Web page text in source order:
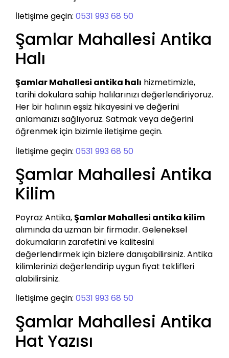
İletişime geçin: 0531 993 68 50
Şamlar Mahallesi Antika
Halı
Şamlar Mahallesi antika halı hizmetimizle,
tarihi dokulara sahip halılarınızı değerlendiriyoruz.
Her bir halının eşsiz hikayesini ve değerini
anlamanızı sağlıyoruz. Satmak veya değerini
öğrenmek için bizimle iletişime geçin.
İletişime geçin: 0531 993 68 50
Şamlar Mahallesi Antika
Kilim
Poyraz Antika,Şamlar Mahallesi antika kilim
alımında da uzman bir firmadır. Geleneksel
dokumaların zarafetini ve kalitesini
değerlendirmek için bizlere danışabilirsiniz. Antika
kilimlerinizi değerlendirip uygun fiyat teklifleri
alabilirsiniz.
İletişime geçin: 0531 993 68 50
Şamlar Mahallesi Antika
Hat Yazısı